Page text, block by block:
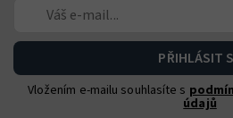
Vložením e-mailu souhlasíte s
údajů